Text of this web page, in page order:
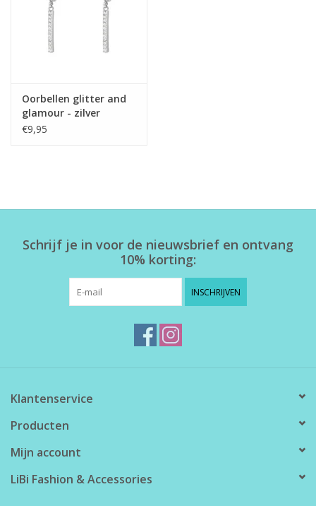
Oorbellen glitter and
glamour - zilver
€9,95
Schrijf je in voor de nieuwsbrief en ontvang
10% korting:
INSCHRIJVEN
Klantenservice
Producten
Mijn account
LiBi Fashion & Accessories